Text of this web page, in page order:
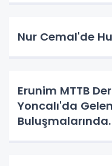
Nur Cemal'de
Erunim MTTB
Yoncalı'da